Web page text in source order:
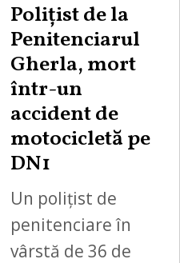
Polițist de la
Penitenciarul
Gherla, mort
într-un
accident de
motocicletă pe
DN1
Un polițist de
penitenciare în
vârstă de 36 de